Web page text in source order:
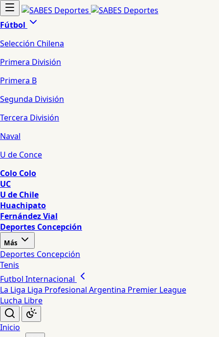
Fútbol
Selección Chilena
Primera División
Primera B
Segunda División
Tercera División
Naval
U de Conce
Colo Colo
UC
U de Chile
Huachipato
Fernández Vial
Deportes Concepción
Más
Deportes Concepción
Tenis
Futbol Internacional
La Liga Liga Profesional Argentina Premier League
Lucha Libre
Inicio